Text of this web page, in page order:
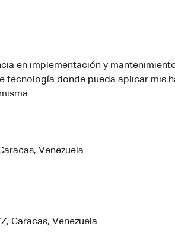
en implementación y
tecnología donde pueda aplicar mis
Venezuela
Caracas, Venezuela